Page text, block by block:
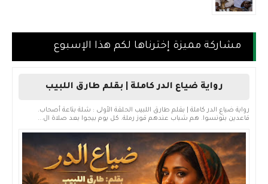
مشاركة مميزة إخترناها لكم هذا الإسبوع
رواية ضياع الدر كاملة | بقلم طارق اللبيب
رواية ضياع الدر كاملة | بقلم طارق اللبيب الحلقة الأولى : شلة بتاعة أصحاب.
قاعدين بتونسوا. هم شباب عندهم قوز رملة. كل يوم بيجوا بعد صلاة ال...